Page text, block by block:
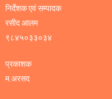
निर्देशक एवं सम्पादक
रसीद आलम
९८४५०३३०३४
प्रकाशक
म.अरसद